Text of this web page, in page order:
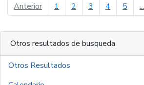
Anteriorpágina anterior
1 2 3 4 5 ...
Otros resultados de busqueda
Otros Resultados